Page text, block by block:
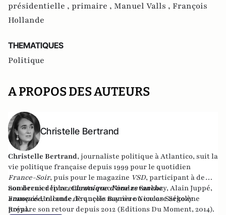
présidentielle , primaire , Manuel Valls , François
Hollande
THEMATIQUES
Politique
A PROPOS DES AUTEURS
Christelle Bertrand
Christelle Bertrand, journaliste politique à Atlantico, suit la
vie politique française depuis 1999 pour le quotidien
France-Soir, puis pour le magazine VSD, participant à de
nombreux déplacements avec Nicolas Sarkozy, Alain Juppé,
François Hollande, François Bayrou ou encore Ségolène
Royal.
Son dernier livre,Chronique d'une revanche
annoncée,raconte de quelle manière Nicolas Sarkozy
prépare son retour depuis 2012 (Editions Du Moment, 2014).